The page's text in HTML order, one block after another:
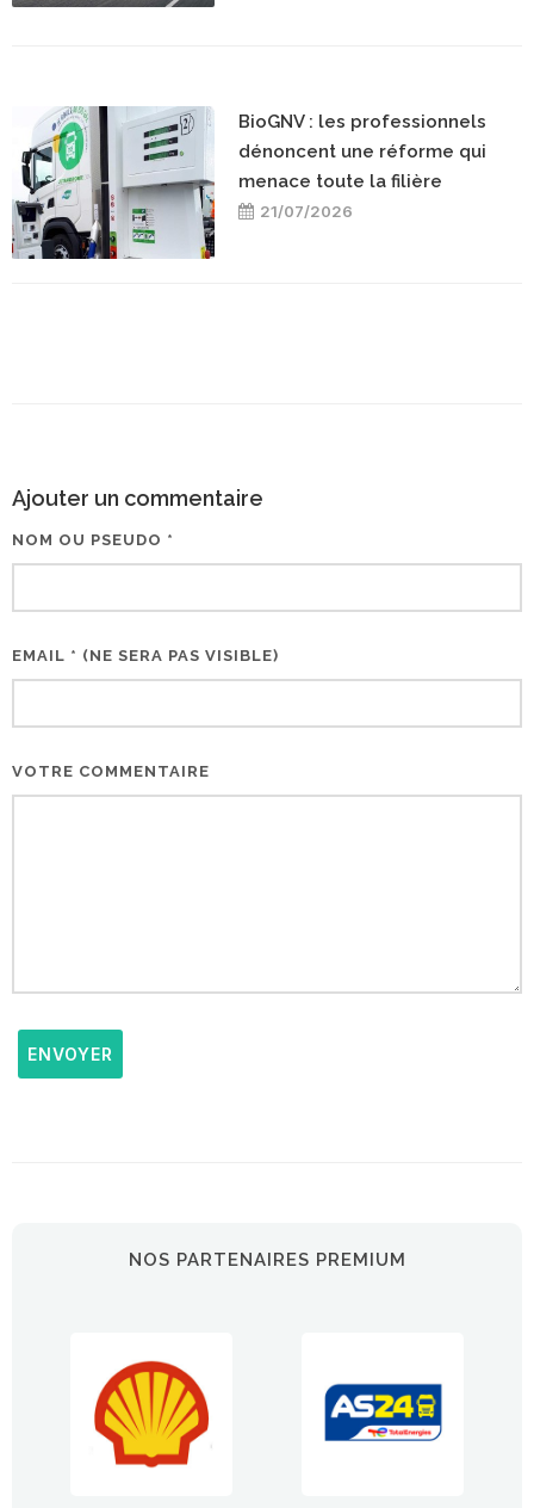
BioGNV : les professionnels
dénoncent une réforme qui
menace toute la filière
21/07/2026
Ajouter un commentaire
NOM OU PSEUDO *
EMAIL * (NE SERA PAS VISIBLE)
VOTRE COMMENTAIRE
ENVOYER
NOS PARTENAIRES PREMIUM